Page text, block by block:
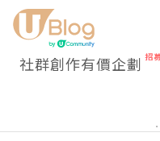
社群創作有價企劃